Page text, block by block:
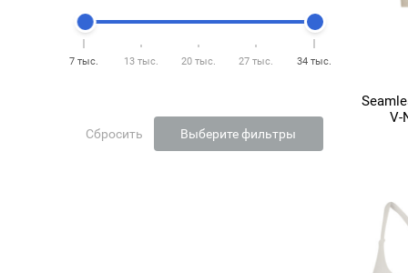
7 тыс. 13 тыс. 20 тыс. 27 тыс. 34 тыс.
Сбросить Выберите фильтры
V-